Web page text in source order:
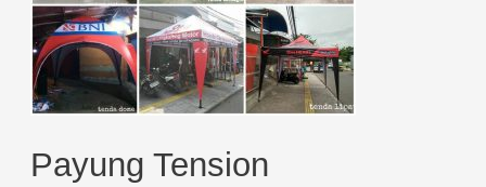
:
Payung Tension